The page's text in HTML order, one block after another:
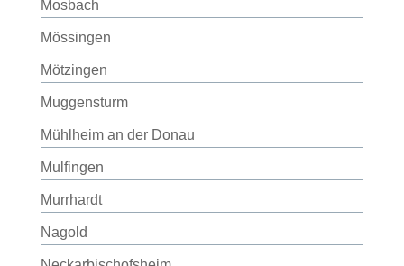
Mosbach
Mössingen
Mötzingen
Muggensturm
Mühlheim an der Donau
Mulfingen
Murrhardt
Nagold